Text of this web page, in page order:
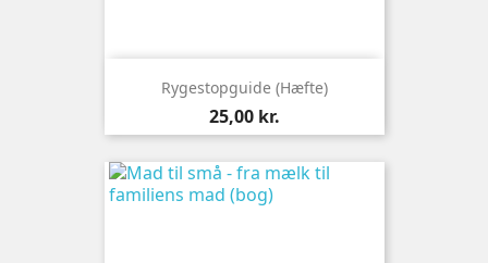
Rygestopguide (hæfte)
Pris
25,00 kr.